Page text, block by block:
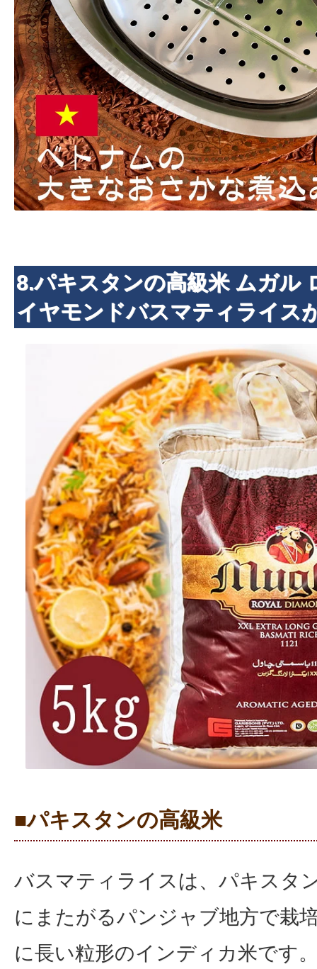
8.パキスタンの高級米 ムガル
イヤモンドバスマティライス
■パキスタンの高級米
バスマティライスは、パキスタ
にまたがるパンジャブ地方で栽
に長い粒形のインディカ米です